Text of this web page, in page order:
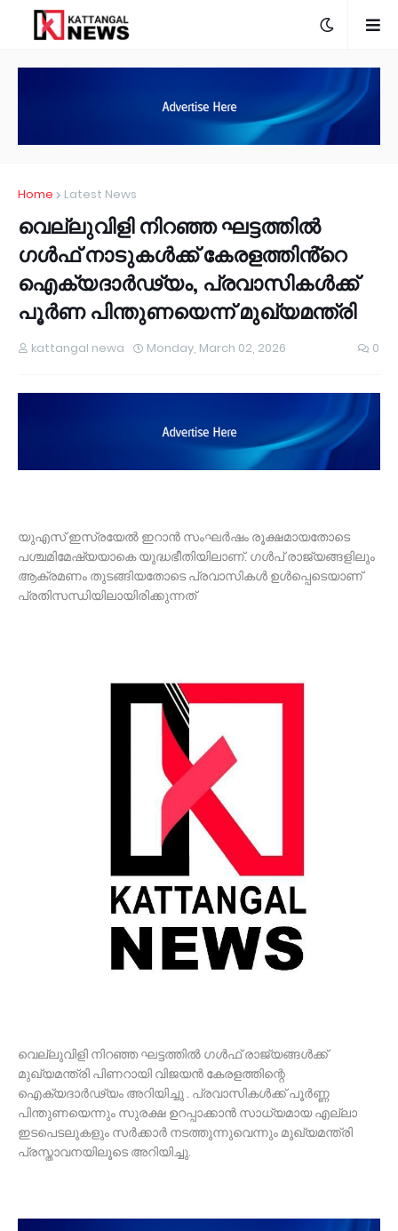
Home Latest News
വെല്ലുവിളി നിറഞ്ഞ ഘട്ടത്തില്‍
ഗള്‍ഫ് നാടുകള്‍ക്ക് കേരളത്തിൻ്റെ
ഐക്യദാര്‍ഢ്യം, പ്രവാസികള്‍ക്ക്
പൂര്‍ണ പിന്തുണയെന്ന് മുഖ്യമന്ത്രി
kattangal newa Monday, March 02, 2026 0
യുഎസ് ഇസ്രയേല്‍ ഇറാൻ സംഘർഷം രൂക്ഷമായതോടെ
പശ്ചമിമേഷ്യയാകെ യുദ്ധഭീതിയിലാണ്. ഗള്‍പ് രാജ്യങ്ങളിലും
ആക്രമണം തുടങ്ങിയതോടെ പ്രവാസികള്‍ ഉള്‍പ്പെടെയാണ്
പ്രതിസന്ധിയിലായിരിക്കുന്നത്
വെല്ലുവിളി നിറഞ്ഞ ഘട്ടത്തില്‍ ഗള്‍ഫ് രാജ്യങ്ങള്‍ക്ക്
മുഖ്യമന്ത്രി പിണറായി വിജയൻ കേരളത്തിന്റെ
ഐക്യദാർഢ്യം അറിയിച്ചു . പ്രവാസികള്‍ക്ക് പൂർണ്ണ
പിന്തുണയെന്നും സുരക്ഷ ഉറപ്പാക്കാന്‍ സാധ്യമായ എല്ലാ
ഇടപെടലുകളും സര്‍ക്കാര്‍ നടത്തുന്നുവെന്നും മുഖ്യമന്ത്രി
പ്രസ്താവനയിലൂടെ അറിയിച്ചു.